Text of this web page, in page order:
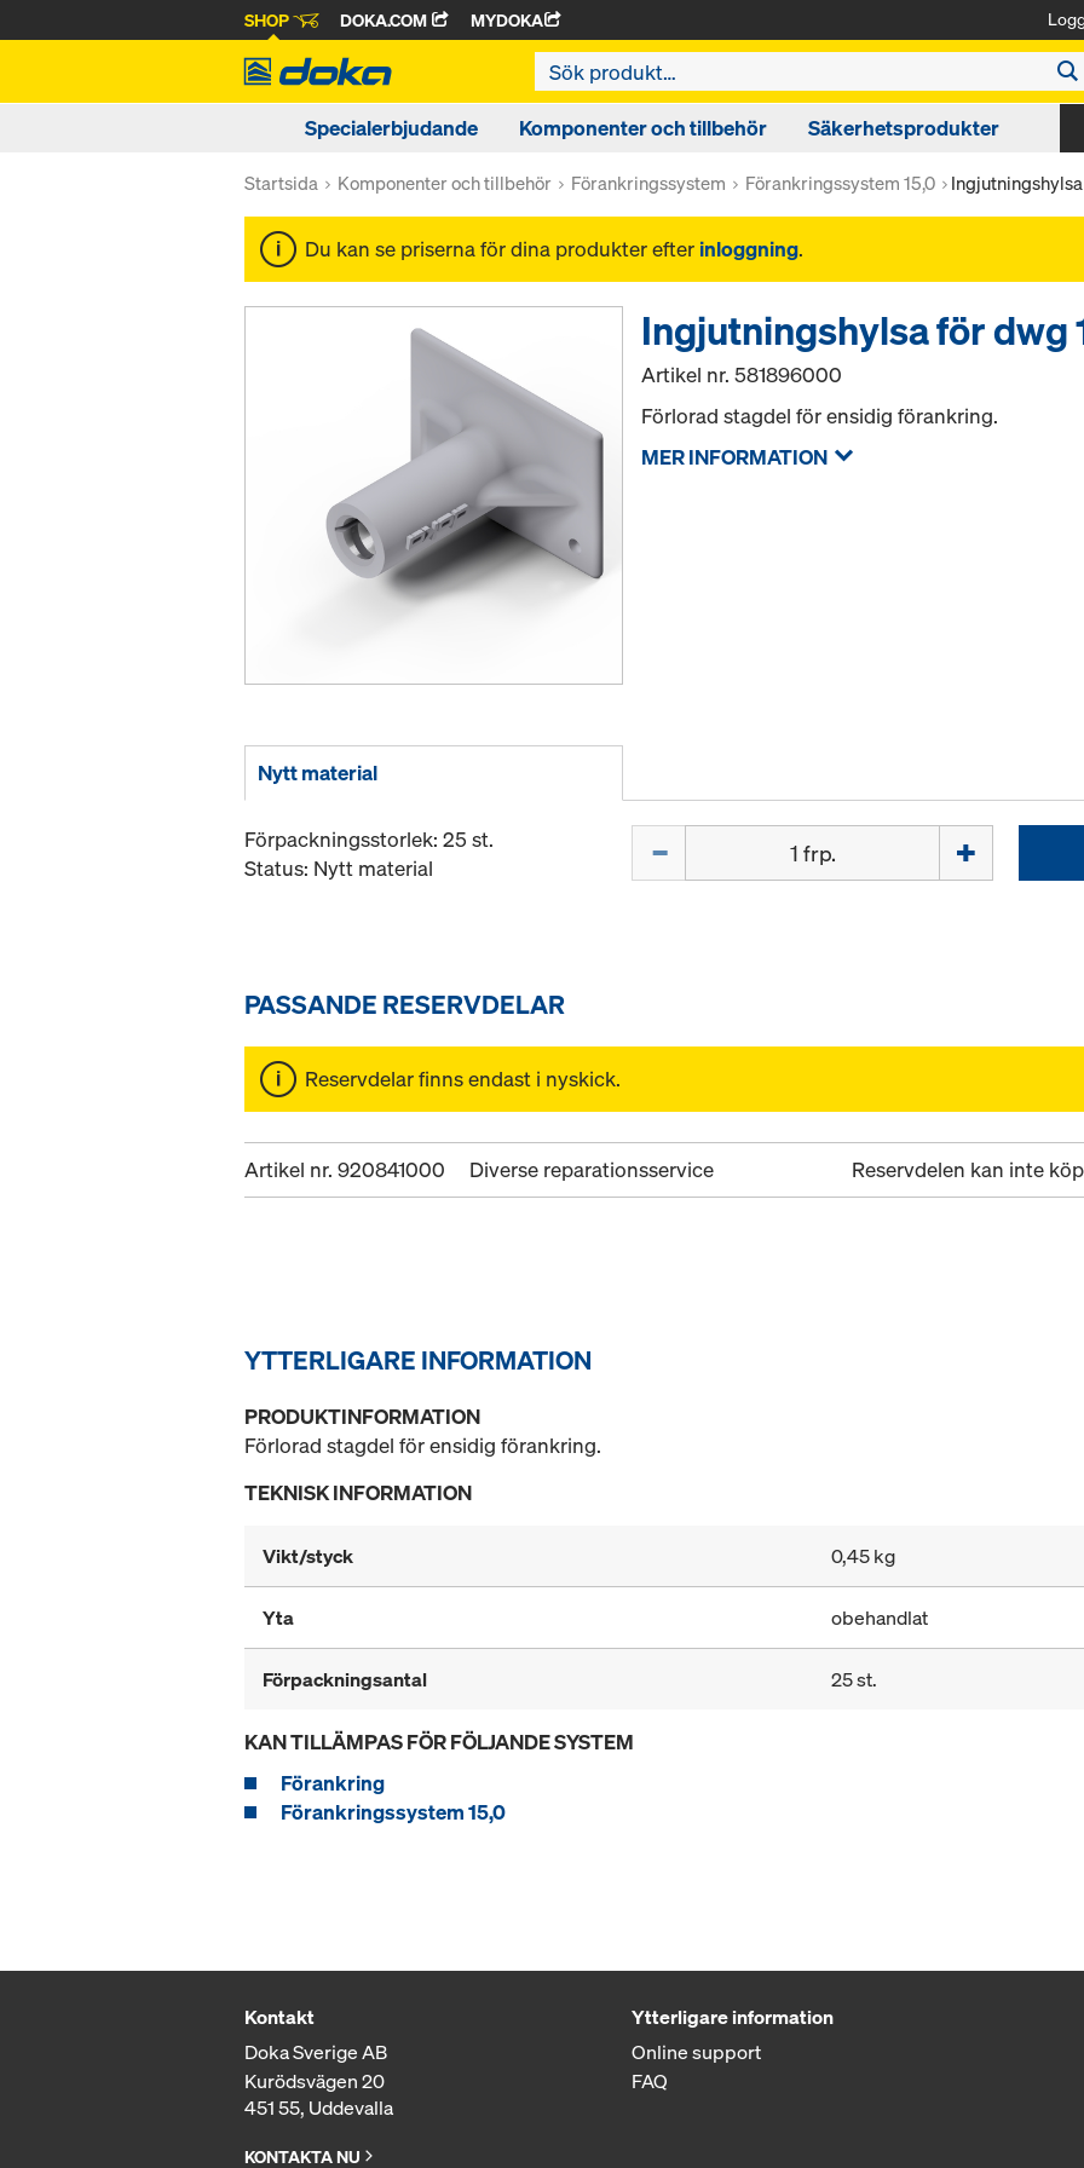
SHOP DOKA.COM MYDOKA
Specialerbjudande Komponenter och tillbehör Säkerhetsprodukter
Startsida Komponenter och tillbehör Förankringssystem Förankringssystem 15,0
Du kan se priserna för dina produkter efter inloggning.
Ingjutningshylsa för dwg
Artikel nr.581896000
Förlorad stagdel för ensidig förankring.
MER INFORMATION
Nytt material
Förpackningsstorlek: 25 st.
Status: Nytt material
PASSANDE RESERVDELAR
Reservdelar finns endast i nyskick.
Artikel nr. 920841000 Diverse reparationsservice Reservdelen kan inte
YTTERLIGARE INFORMATION
PRODUKTINFORMATION
Förlorad stagdel för ensidig förankring.
TEKNISK INFORMATION
Vikt/styck 0,45 kg
Yta obehandlat
Förpackningsantal 25 st.
KAN TILLÄMPAS FÖR FÖLJANDE SYSTEM
Förankring
Förankringssystem 15,0
Kontakt
Doka Sverige AB
Kurödsvägen 20
451 55, Uddevalla
KONTAKTA NU
Ytterligare information
Online support
FAQ